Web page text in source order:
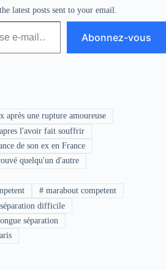
latest posts sent to your email.
Abonnez-vous
une rupture amoureuse
l'avoir fait souffrir
de son ex en France
quelqu'un d'autre
#marabout competent
difficile
séparation